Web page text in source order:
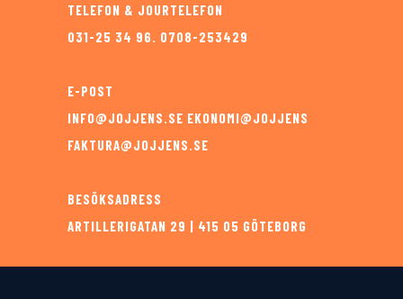
TELEFON & JOURTELEFON
031-25 34 96. 0708-253429
E-POST
INFO@JOJJENS.SE EKONOMI@JOJJENS
FAKTURA@JOJJENS.SE
BESÖKSADRESS
ARTILLERIGATAN 29 | 415 05 GÖTEBORG